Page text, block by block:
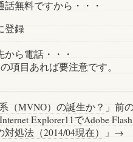
無料ですから・・・
登録
ら電話・・・
項目あれば要注意です。
（MVNO）の誕生か？ 」
Explorer11でAdobe
処法（2014/04現在）
」→